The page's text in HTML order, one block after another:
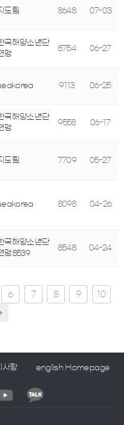
도팀 8648 07-03
국해양소년단
맹
8754 06-27
9113 06-25
국해양소년단
맹
9558 06-17
도팀 7709 05-27
8098 04-26
국해양소년단
맹8539
8548 04-24
6 7 8 9 10
사항 english Homepage